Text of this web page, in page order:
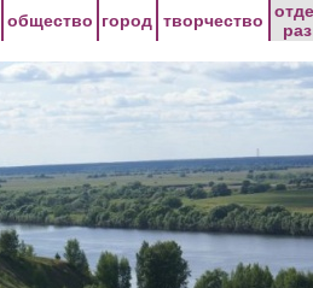
общество город творчество